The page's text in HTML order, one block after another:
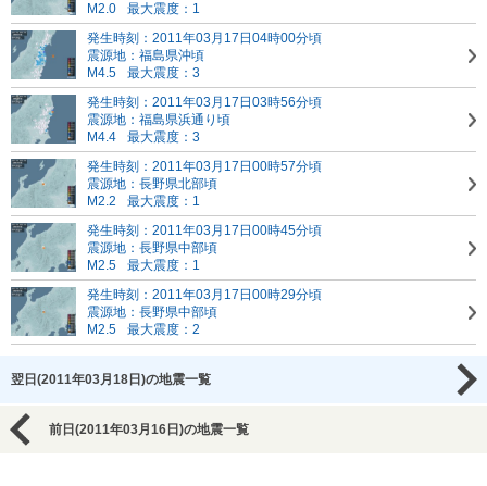
M2.0
最大震度：1
発生時刻：2011年03月17日04時00分頃
震源地：福島県沖頃
M4.5
最大震度：3
発生時刻：2011年03月17日03時56分頃
震源地：福島県浜通り頃
M4.4
最大震度：3
発生時刻：2011年03月17日00時57分頃
震源地：長野県北部頃
M2.2
最大震度：1
発生時刻：2011年03月17日00時45分頃
震源地：長野県中部頃
M2.5
最大震度：1
発生時刻：2011年03月17日00時29分頃
震源地：長野県中部頃
M2.5
最大震度：2
翌日(2011年03月18日)の地震一覧
前日(2011年03月16日)の地震一覧